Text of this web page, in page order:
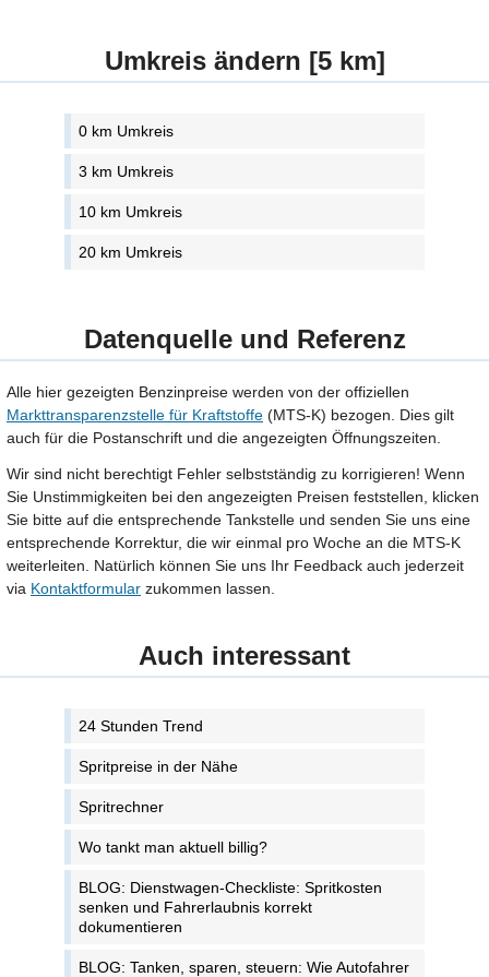
Umkreis ändern [5 km]
0 km Umkreis
3 km Umkreis
10 km Umkreis
20 km Umkreis
Datenquelle und Referenz
Alle hier gezeigten Benzinpreise werden von der offiziellen
Markttransparenzstelle für Kraftstoffe (MTS-K) bezogen. Dies gilt
auch für die Postanschrift und die angezeigten Öffnungszeiten.
Wir sind nicht berechtigt Fehler selbstständig zu korrigieren! Wenn
Sie Unstimmigkeiten bei den angezeigten Preisen feststellen, klicken
Sie bitte auf die entsprechende Tankstelle und senden Sie uns eine
entsprechende Korrektur, die wir einmal pro Woche an die MTS-K
weiterleiten. Natürlich können Sie uns Ihr Feedback auch jederzeit
via Kontaktformular zukommen lassen.
Auch interessant
24 Stunden Trend
Spritpreise in der Nähe
Spritrechner
Wo tankt man aktuell billig?
BLOG: Dienstwagen-Checkliste: Spritkosten
senken und Fahrerlaubnis korrekt
dokumentieren
BLOG: Tanken, sparen, steuern: Wie Autofahrer